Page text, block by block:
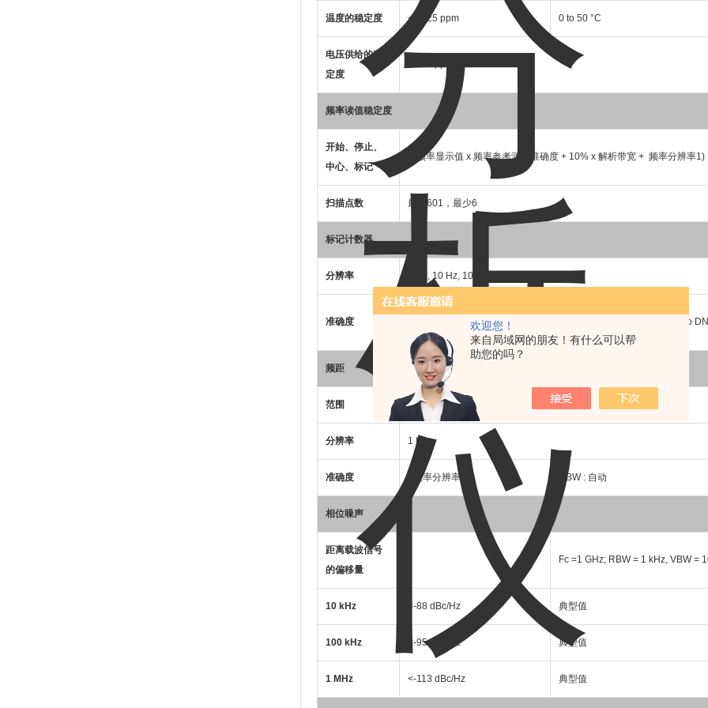
欢迎您！
来自局域网的朋友！有什么可以帮
助您的吗？
温度的稳定度 ±0.025 ppm 0 to 50 °C
电压供给的稳
定度
频率读值稳定度
开始、停止、
中心、标记
±(频率显示值 x 频率参考源的准确度 + 10% x 解析带宽 + 频率分辨率1)
扫描点数 最多601，最少6
标记计数器
分辨率 1 Hz, 10 Hz, 100 Hz, 1 kHz
准确度
±(频率显示值 x 频率参考源的准
确度 + 计频器的分辨率)
RBW/Span >=0.02 ;Mkr level to
频距
范围 0 Hz (zero span), 100 Hz to 3 GHz
分辨率 1 Hz
准确度 ±频率分辨率 RBW : 自动
相位噪声
距离载波信号
的偏移量
Fc =1 GHz; RBW = 1 kHz, VBW =
10 kHz <-88 dBc/Hz 典型值
100 kHz <-95 dBc/Hz 典型值
1 MHz <-113 dBc/Hz 典型值